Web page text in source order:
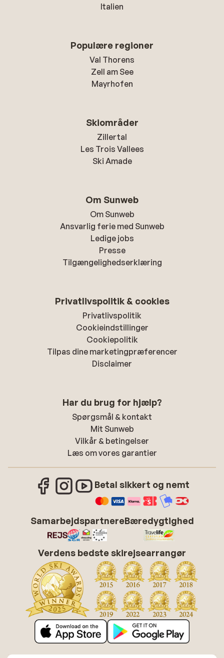
Italien
Populære regioner
Val Thorens
Zell am See
Mayrhofen
Skiområder
Zillertal
Les Trois Vallees
Ski Amade
Om Sunweb
Om Sunweb
Ansvarlig ferie med Sunweb
Ledige jobs
Presse
Tilgængelighedserklæring
Privatlivspolitik & cookies
Privatlivspolitik
Cookieindstillinger
Cookiepolitik
Tilpas dine marketingpræferencer
Disclaimer
Har du brug for hjælp?
Spørgsmål & kontakt
Mit Sunweb
Vilkår & betingelser
Læs om vores garantier
Betal sikkert og nemt
SamarbejdspartnereBæredygtighed
Verdens bedste skirejsearrangør